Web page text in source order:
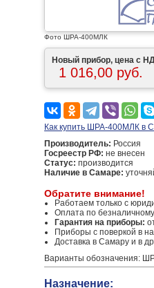
Фото ШРА-400МЛК
Новый прибор, цена с
1 016,00 руб.
Как купить ШРА-400МЛК в
Производитель: Россия
Госреестр РФ: не внесен
Статус: производится
Наличие в Самаре:
Обратите внимание!
Работаем только с
Оплата по
Гарантия на приборы:
Приборы с поверкой в
Доставка в Самару и в
Варианты обозначения:
Назначение: